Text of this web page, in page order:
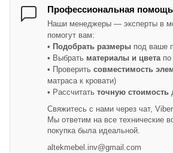
Профессиональная
Наши менеджеры — эксперты в
помогут вам:
• Подобрать размеры под ваше
• Выбрать материалы и цветапо
• Проверить совместимость
матраса к кровати)
• Рассчитать точную стоимость
Свяжитесь с нами через чат,
Мы ответим на все технические
покупка была идеальной.
altekmebel.inv@gmail.com